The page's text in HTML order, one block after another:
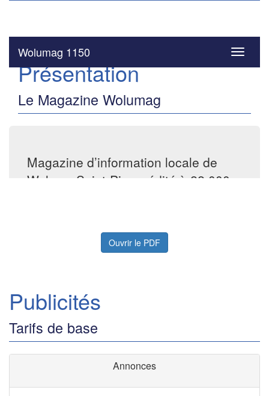
Ouvrir le PDF
Publicités
Tarifs de base
Annonces